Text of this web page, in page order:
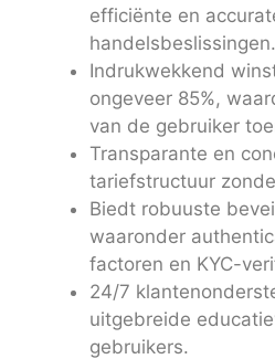
efficiënte en
handelsbeslissingen.
Indrukwekkend
ongeveer 85%,
van de gebruiker
Transparante en
tariefstructuur
Biedt robuuste
waaronder
factoren en KYC-
24/7
uitgebreide
gebruikers.